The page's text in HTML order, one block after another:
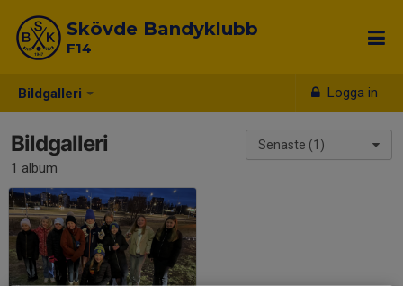
Bildgalleri Logga in
Skövde Bandyklubb
F14
Senaste (1)
Bildgalleri
1 album